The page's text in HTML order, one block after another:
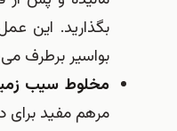
بگذارید. این
بواسیر برطرف
مخلوط سیب
مرهم مفید برای